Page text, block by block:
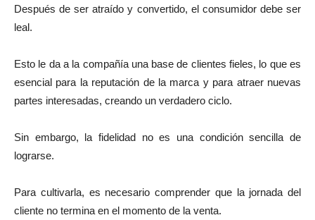
Después de ser atraído y convertido, el consumidor debe ser
leal.
Esto le da a la compañía una base de clientes fieles, lo que es
esencial para la reputación de la marca y para atraer nuevas
partes interesadas, creando un verdadero ciclo.
Sin embargo, la fidelidad no es una condición sencilla de
lograrse.
Para cultivarla, es necesario comprender que la jornada del
cliente no termina en el momento de la venta.